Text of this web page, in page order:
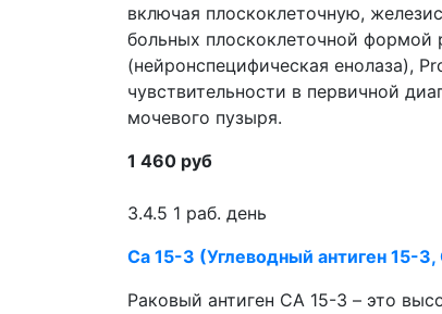
включая плоскоклеточную,
больных плоскоклеточной формой
(нейронспецифическая енолаза),
чувствительности в первичной
мочевого пузыря.
1 460 руб
3.4.5 1 раб. день
Са 15-3 (Углеводный антиген 15-
Раковый антиген СА 15-3 – это